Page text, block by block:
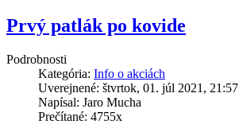
Prvý patlák po kovide
Podrobnosti
Kategória: Info o akciách
Uverejnené: štvrtok, 01. júl 2021, 21:57
Napísal: Jaro Mucha
Prečítané: 4755x